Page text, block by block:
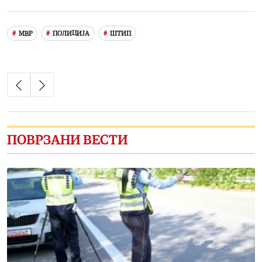
МВР ПОЛИЦИЈА ШТИП
ПОВРЗАНИ ВЕСТИ